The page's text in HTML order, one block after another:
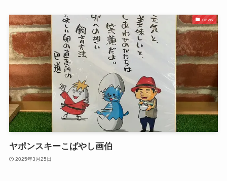
news
ヤポンスキーこばやし画伯
2025年3月25日